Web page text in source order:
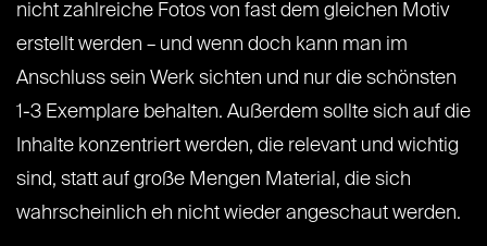
nicht zahlreiche Fotos von fast dem gleichen Motiv
erstellt werden – und wenn doch kann man im
Anschluss sein Werk sichten und nur die schönsten
1-3 Exemplare behalten. Außerdem sollte sich auf die
Inhalte konzentriert werden, die relevant und wichtig
sind, statt auf große Mengen Material, die sich
wahrscheinlich eh nicht wieder angeschaut werden.